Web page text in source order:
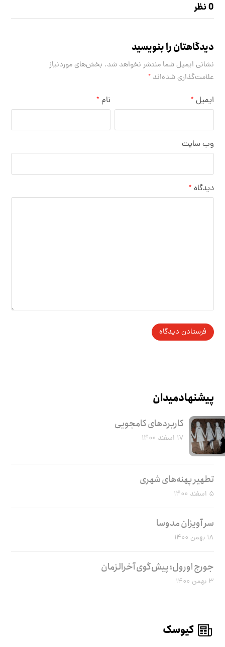
0 نظر
دیدگاهتان را بنویسید
نشانی ایمیل شما منتشر نخواهد شد. بخش‌های موردنیاز
علامت‌گذاری شده‌اند*
نام * ایمیل *
وب‌ سایت
دیدگاه *
پیشنهاد میدان
کاربرد‌های کامجویی
۱۷ اسفند ۱۴۰۰
تطهیر پهنه‌های شهری
۵ اسفند ۱۴۰۰
سر آویزان مدوسا
۱۸ بهمن ۱۴۰۰
جورج اورول؛ پیش‌گوی آخرالزمان
۳ بهمن ۱۴۰۰
کیوسک